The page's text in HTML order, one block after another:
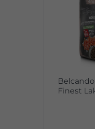
Finest